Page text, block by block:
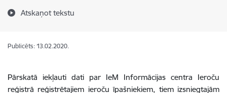
Atskaņot tekstu
Publicēts: 13.02.2020.
Pārskatā iekļauti dati par IeM Informācijas centra Ieroču
reģistrā reģistrētajiem ieroču īpašniekiem, tiem izsniegtajām